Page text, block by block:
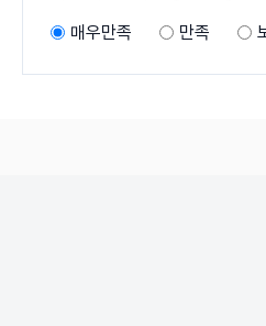
매우만족
만족